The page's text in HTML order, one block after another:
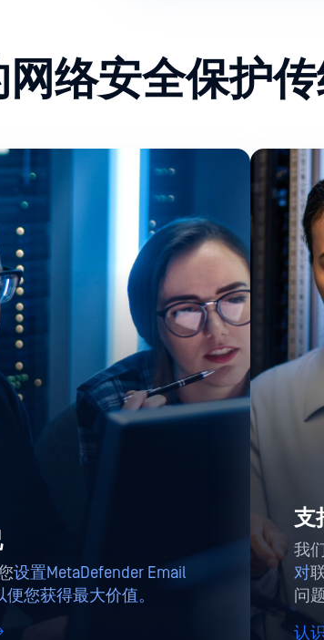
络安全保护
设置MetaDefender Email
便您获得最大价值。
支
我
对
问
认